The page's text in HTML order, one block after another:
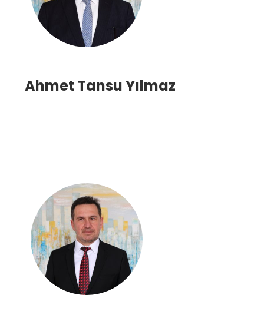
Ahmet Tansu Yılmaz